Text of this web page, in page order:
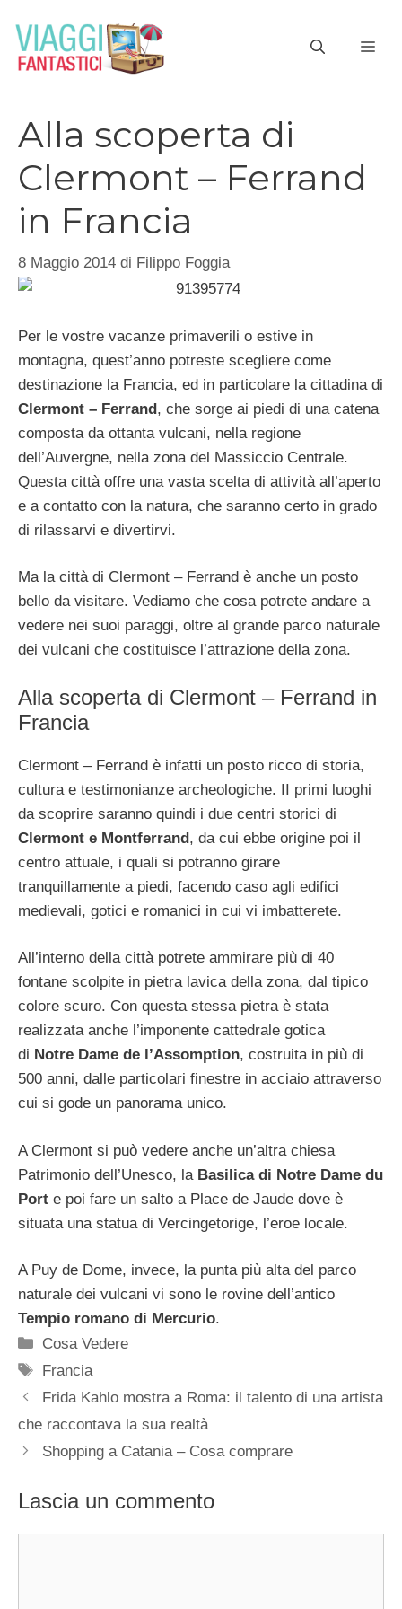
contenuto
Alla scoperta di
Clermont – Ferrand
in Francia
8 Maggio 2014 di Filippo Foggia
Per le vostre vacanze primaverili o estive in
montagna, quest’anno potreste scegliere come
destinazione la Francia, ed in particolare la cittadina di
Clermont – Ferrand, che sorge ai piedi di una catena
composta da ottanta vulcani, nella regione
dell’Auvergne, nella zona del Massiccio Centrale.
Questa città offre una vasta scelta di attività all’aperto
e a contatto con la natura, che saranno certo in grado
di rilassarvi e divertirvi.
Ma la città di Clermont – Ferrand è anche un posto
bello da visitare. Vediamo che cosa potrete andare a
vedere nei suoi paraggi, oltre al grande parco naturale
dei vulcani che costituisce l’attrazione della zona.
Alla scoperta di Clermont – Ferrand in
Francia
Clermont – Ferrand è infatti un posto ricco di storia,
cultura e testimonianze archeologiche. II primi luoghi
da scoprire saranno quindi i due centri storici di
Clermont e Montferrand, da cui ebbe origine poi il
centro attuale, i quali si potranno girare
tranquillamente a piedi, facendo caso agli edifici
medievali, gotici e romanici in cui vi imbatterete.
All’interno della città potrete ammirare più di 40
fontane scolpite in pietra lavica della zona, dal tipico
colore scuro. Con questa stessa pietra è stata
realizzata anche l’imponente cattedrale gotica
di Notre Dame de l’Assomption, costruita in più di
500 anni, dalle particolari finestre in acciaio attraverso
cui si gode un panorama unico.
A Clermont si può vedere anche un’altra chiesa
Patrimonio dell’Unesco, la Basilica di Notre Dame du
Port e poi fare un salto a Place de Jaude dove è
situata una statua di Vercingetorige, l’eroe locale.
A Puy de Dome, invece, la punta più alta del parco
naturale dei vulcani vi sono le rovine dell’antico
Tempio romano di Mercurio.
Categorie
Cosa Vedere
Tag
Francia
Frida Kahlo mostra a Roma: il talento di una artista
che raccontava la sua realtà
Shopping a Catania – Cosa comprare
Lascia un commento